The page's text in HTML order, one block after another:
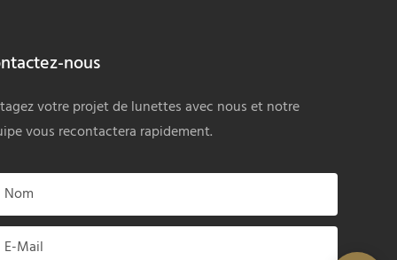
nous
votre projet de lunettes avec nous et notre
vous recontactera rapidement.
Nom
E-Mail